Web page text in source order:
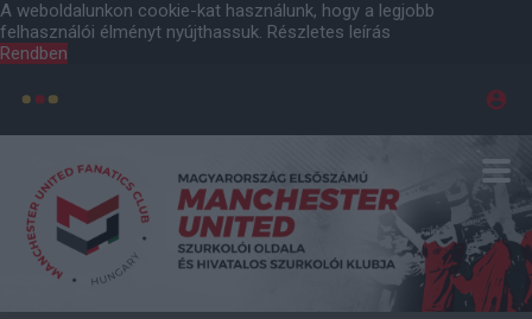
A weboldalunkon cookie-kat használunk, hogy a legjobb
felhasználói élményt nyújthassuk. Részletes leírás
Rendben